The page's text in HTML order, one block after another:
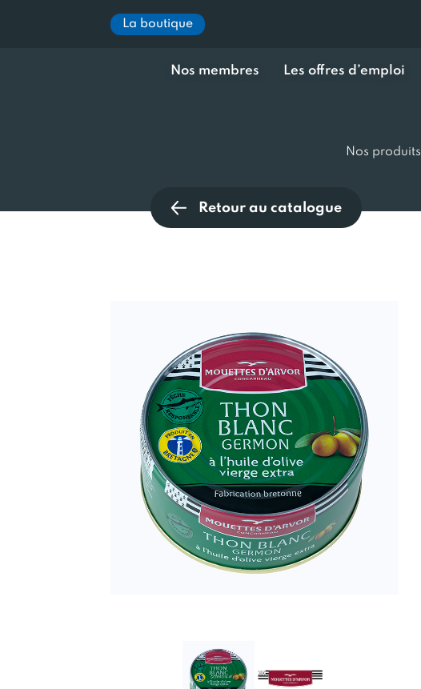
La boutique
Nos membres Les offres d’emploi
Nos produits
Retour au catalogue